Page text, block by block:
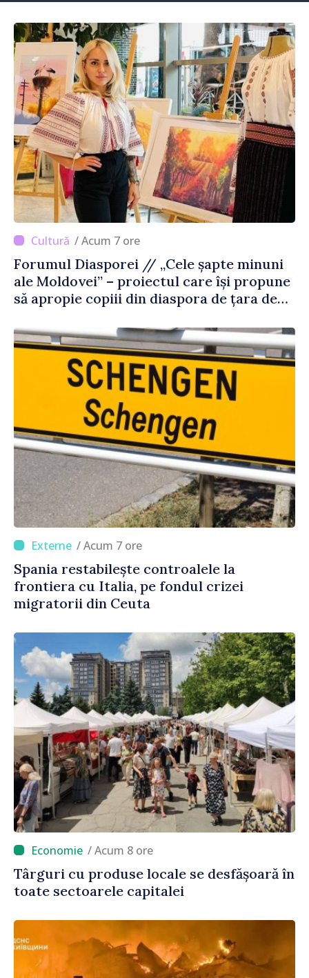
/ Acum 7 ore
Forumul Diasporei // „Cele șapte minuni
ale Moldovei” – proiectul care își propune
să apropie copiii din diaspora de țara de
/ Acum 7 ore
Spania restabilește controalele la
frontiera cu Italia, pe fondul crizei
migratorii din Ceuta
/ Acum 8 ore
Târguri cu produse locale se desfășoară în
toate sectoarele capitalei